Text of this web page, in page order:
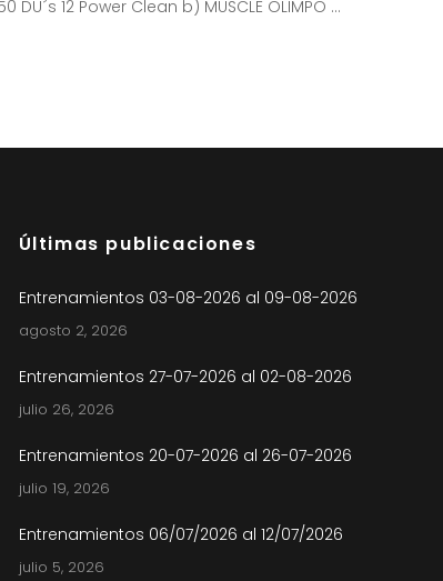
DU´s 12 Power Clean b) MUSCLE OLIMPO
Últimas publicaciones
Entrenamientos 03-08-2026 al 09-08-2026
agosto 2, 2026
Entrenamientos 27-07-2026 al 02-08-2026
julio 26, 2026
Entrenamientos 20-07-2026 al 26-07-2026
julio 19, 2026
Entrenamientos 06/07/2026 al 12/07/2026
julio 5, 2026